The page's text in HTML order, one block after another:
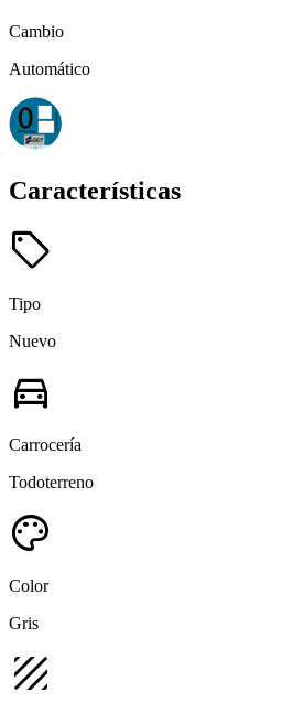
Cambio
Automático
Características
sell
Tipo
Nuevo
directions_car
Carrocería
Todoterreno
palette
Color
Gris
texture